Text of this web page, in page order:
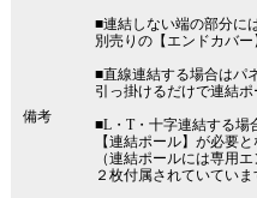
備考
■連結しない端の部分に
別売りの【エンドカバー
■直線連結する場合はパ
引っ掛けるだけで連結ポ
■L・T・十字連結する場
【連結ポール】が必要と
（連結ポールには専用
２枚付属されていていま